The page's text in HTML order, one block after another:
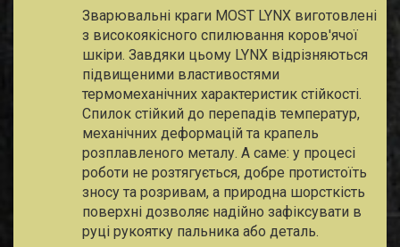
Зварювальні краги MOST LYNX виготовлені
з високоякісного спилювання коров'ячої
шкіри. Завдяки цьому LYNX відрізняються
підвищеними властивостями
термомеханічних характеристик стійкості.
Спилок стійкий до перепадів температур,
механічних деформацій та крапель
розплавленого металу. А саме: у процесі
роботи не розтягується, добре протистоїть
зносу та розривам, а природна шорсткість
поверхні дозволяє надійно зафіксувати в
руці рукоятку пальника або деталь.